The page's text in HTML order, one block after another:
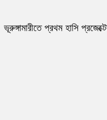
ভূরুঙ্গামারীতে প্রথম হাসি